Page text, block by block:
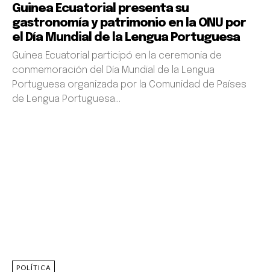
MITOHA ONDO'O AYECABA
Guinea Ecuatorial presenta su
gastronomía y patrimonio en la ONU por
el Día Mundial de la Lengua Portuguesa
Guinea Ecuatorial participó en la ceremonia de
conmemoración del Día Mundial de la Lengua
Portuguesa organizada por la Comunidad de Países
de Lengua Portuguesa...
POLÍTICA